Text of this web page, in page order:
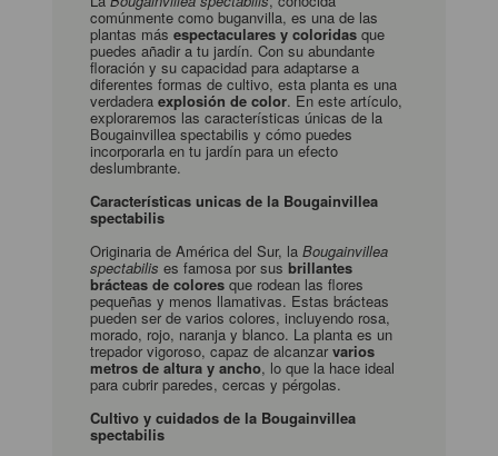
comúnmente como buganvilla, es una de las
plantas másespectaculares y coloridas que
puedes añadir a tu jardín. Con su abundante
floración y su capacidad para adaptarse a
diferentes formas de cultivo, esta planta es una
verdaderaexplosión de color. En este artículo,
exploraremos las características únicas de la
Bougainvillea spectabilis y cómo puedes
incorporarla en tu jardín para un efecto
deslumbrante.
Características unicas de la Bougainvillea
spectabilis
Originaria de América del Sur, laBougainvillea
spectabilis es famosa por susbrillantes
brácteas de coloresque rodean las flores
pequeñas y menos llamativas. Estas brácteas
pueden ser de varios colores, incluyendo rosa,
morado, rojo, naranja y blanco. La planta es un
trepador vigoroso, capaz de alcanzarvarios
metros de altura y ancho, lo que la hace ideal
para cubrir paredes, cercas y pérgolas.
Cultivo y cuidados de la Bougainvillea
spectabilis